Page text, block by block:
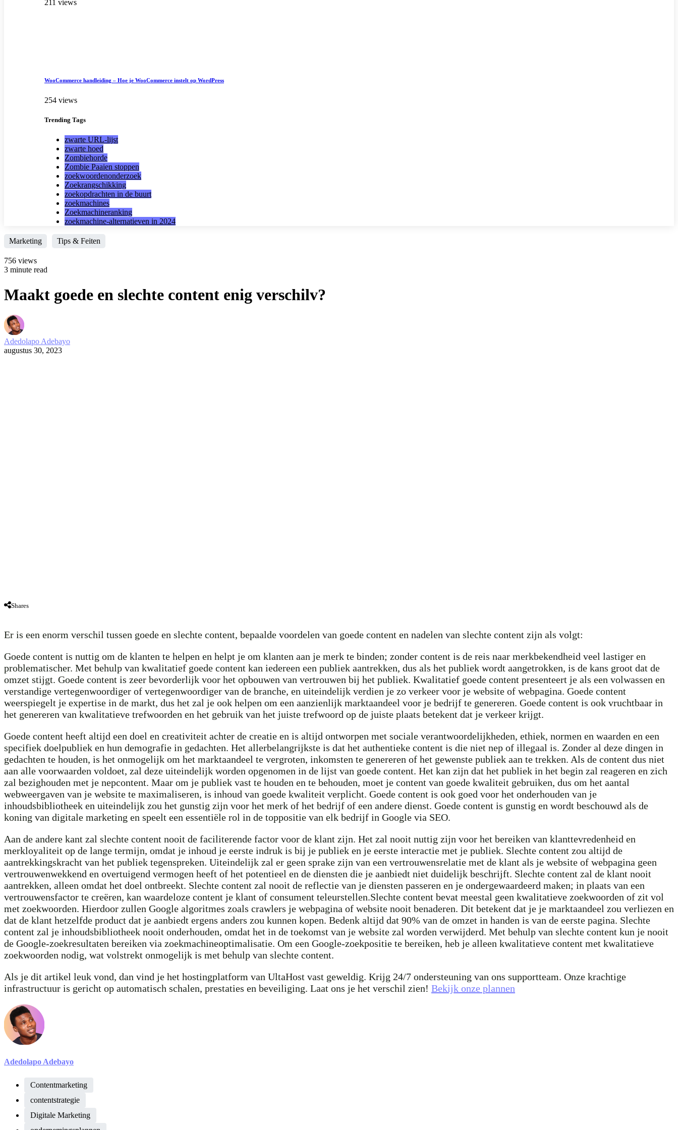
211 views
WooCommerce handleiding – Hoe je WooCommerce instelt op WordPress
254 views
Trending Tags
zwarte URL-lijst
zwarte hoed
Zombiehorde
Zombie Paaien stoppen
zoekwoordenonderzoek
Zoekrangschikking
zoekopdrachten in de buurt
zoekmachines
Zoekmachineranking
zoekmachine-alternatieven in 2024
Marketing Tips & Feiten
756 views
3 minute read
Maakt goede en slechte content enig verschilv?
Adedolapo Adebayo
augustus 30, 2023
Shares
Er is een enorm verschil tussen goede en slechte content, bepaalde voordelen van goede content en nadelen van slechte content zijn als volgt:
Goede content is nuttig om de klanten te helpen en helpt je om klanten aan je merk te binden; zonder content is de reis naar merkbekendheid veel lastiger en
problematischer. Met behulp van kwalitatief goede content kan iedereen een publiek aantrekken, dus als het publiek wordt aangetrokken, is de kans groot dat de
omzet stijgt. Goede content is zeer bevorderlijk voor het opbouwen van vertrouwen bij het publiek. Kwalitatief goede content presenteert je als een volwassen en
verstandige vertegenwoordiger of vertegenwoordiger van de branche, en uiteindelijk verdien je zo verkeer voor je website of webpagina. Goede content
weerspiegelt je expertise in de markt, dus het zal je ook helpen om een aanzienlijk marktaandeel voor je bedrijf te genereren. Goede content is ook vruchtbaar in
het genereren van kwalitatieve trefwoorden en het gebruik van het juiste trefwoord op de juiste plaats betekent dat je verkeer krijgt.
Goede content heeft altijd een doel en creativiteit achter de creatie en is altijd ontworpen met sociale verantwoordelijkheden, ethiek, normen en waarden en een
specifiek doelpubliek en hun demografie in gedachten. Het allerbelangrijkste is dat het authentieke content is die niet nep of illegaal is. Zonder al deze dingen in
gedachten te houden, is het onmogelijk om het marktaandeel te vergroten, inkomsten te genereren of het gewenste publiek aan te trekken. Als de content dus niet
aan alle voorwaarden voldoet, zal deze uiteindelijk worden opgenomen in de lijst van goede content. Het kan zijn dat het publiek in het begin zal reageren en zich
zal bezighouden met je nepcontent. Maar om je publiek vast te houden en te behouden, moet je content van goede kwaliteit gebruiken, dus om het aantal
webweergaven van je website te maximaliseren, is inhoud van goede kwaliteit verplicht. Goede content is ook goed voor het onderhouden van je
inhoudsbibliotheek en uiteindelijk zou het gunstig zijn voor het merk of het bedrijf of een andere dienst. Goede content is gunstig en wordt beschouwd als de
koning van digitale marketing en speelt een essentiële rol in de toppositie van elk bedrijf in Google via SEO.
Aan de andere kant zal slechte content nooit de faciliterende factor voor de klant zijn. Het zal nooit nuttig zijn voor het bereiken van klanttevredenheid en
merkloyaliteit op de lange termijn, omdat je inhoud je eerste indruk is bij je publiek en je eerste interactie met je publiek. Slechte content zou altijd de
aantrekkingskracht van het publiek tegenspreken. Uiteindelijk zal er geen sprake zijn van een vertrouwensrelatie met de klant als je website of webpagina geen
vertrouwenwekkend en overtuigend vermogen heeft of het potentieel en de diensten die je aanbiedt niet duidelijk beschrijft. Slechte content zal de klant nooit
aantrekken, alleen omdat het doel ontbreekt. Slechte content zal nooit de reflectie van je diensten passeren en je ondergewaardeerd maken; in plaats van een
vertrouwensfactor te creëren, kan waardeloze content je klant of consument teleurstellen.Slechte content bevat meestal geen kwalitatieve zoekwoorden of zit vol
met zoekwoorden. Hierdoor zullen Google algoritmes zoals crawlers je webpagina of website nooit benaderen. Dit betekent dat je je marktaandeel zou verliezen en
dat de klant hetzelfde product dat je aanbiedt ergens anders zou kunnen kopen. Bedenk altijd dat 90% van de omzet in handen is van de eerste pagina. Slechte
content zal je inhoudsbibliotheek nooit onderhouden, omdat het in de toekomst van je website zal worden verwijderd. Met behulp van slechte content kun je nooit
de Google-zoekresultaten bereiken via zoekmachineoptimalisatie. Om een Google-zoekpositie te bereiken, heb je alleen kwalitatieve content met kwalitatieve
zoekwoorden nodig, wat volstrekt onmogelijk is met behulp van slechte content.
Als je dit artikel leuk vond, dan vind je het hostingplatform van UltaHost vast geweldig. Krijg 24/7 ondersteuning van ons supportteam. Onze krachtige
infrastructuur is gericht op automatisch schalen, prestaties en beveiliging. Laat ons je het verschil zien! Bekijk onze plannen
Adedolapo Adebayo
Contentmarketing
contentstrategie
Digitale Marketing